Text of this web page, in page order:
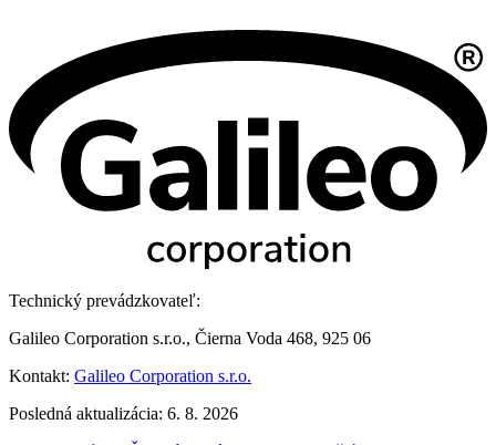
Technický prevádzkovateľ:
Galileo Corporation s.r.o., Čierna Voda 468, 925 06
Kontakt: Galileo Corporation s.r.o.
Posledná aktualizácia: 6. 8. 2026